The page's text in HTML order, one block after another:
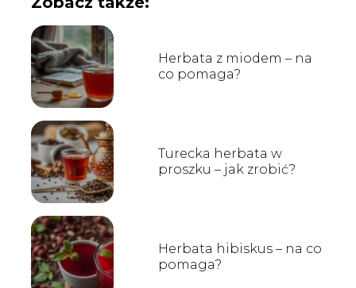
Herbata z miodem – na
co pomaga?
Turecka herbata w
proszku – jak zrobić?
Herbata hibiskus – na co
pomaga?